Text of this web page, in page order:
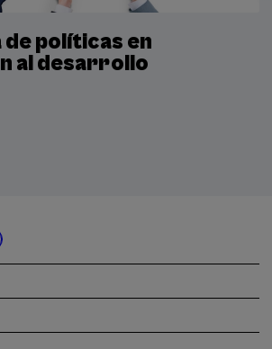
políticas en
al desarrollo